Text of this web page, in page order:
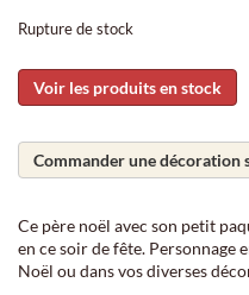
Rupture de stock
Voir les produits en stock
Commander une décoration
Ce père noël avec son petit
en ce soir de fête. Personnage
Noël ou dans vos diverses